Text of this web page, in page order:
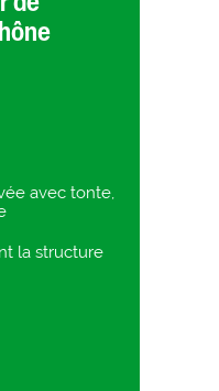
avec tonte,
la structure